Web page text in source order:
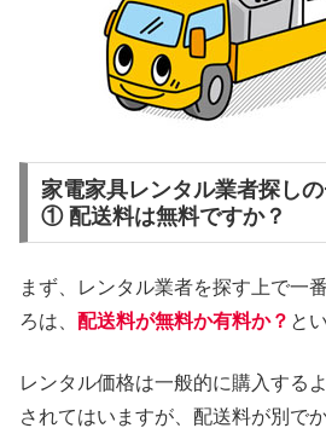
家電家具レンタル業者探し
① 配送料は無料ですか？
まず、レンタル業者を探す上で一
ろは、 配送料が無料か有料か？ と
レンタル価格は一般的に購入する
されてはいますが、配送料が別で